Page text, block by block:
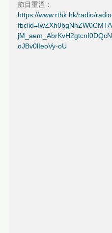
節目重溫：
https://www.rthk.hk/radio/
oJBv0lIeoVy-oU